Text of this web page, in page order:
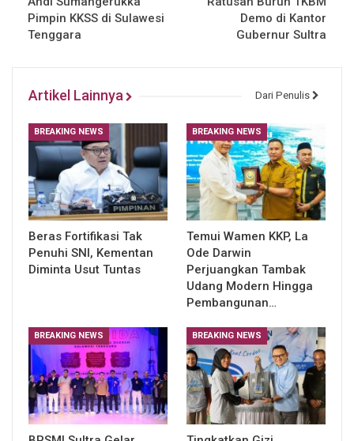
Pimpin KKSS di Sulawesi
Tenggara
Demo di Kantor
Gubernur Sultra
Artikel Lainnya Dari Penulis
BREAKING NEWS
Beras Fortifikasi Tak
Penuhi SNI, Kementan
Diminta Usut Tuntas
BREAKING NEWS
Temui Wamen KKP, La
Ode Darwin
Perjuangkan Tambak
Udang Modern Hingga
Pembangunan…
BREAKING NEWS BREAKING NEWS